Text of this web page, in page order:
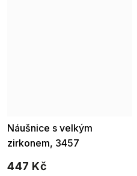
Náušnice s velkým
zirkonem, 3457
447 Kč